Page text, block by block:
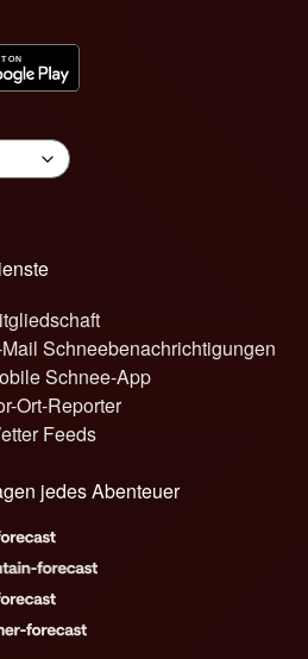
Schneebenachrichtigungen
Schnee-App
Ort-Reporter
Feeds
jedes Abenteuer